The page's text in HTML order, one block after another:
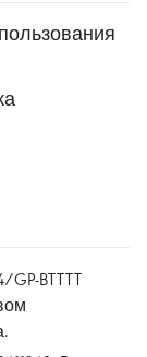
BTTTT